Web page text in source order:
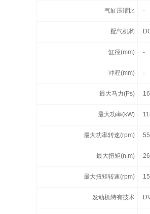
气缸压缩比 -
配气机构
缸径(mm) -
冲程(mm) -
最大马力(Ps)
最大功率(kW)
最大功率转速(rpm)
最大扭矩(n.m)
最大扭矩转速(rpm)
发动机特有技术